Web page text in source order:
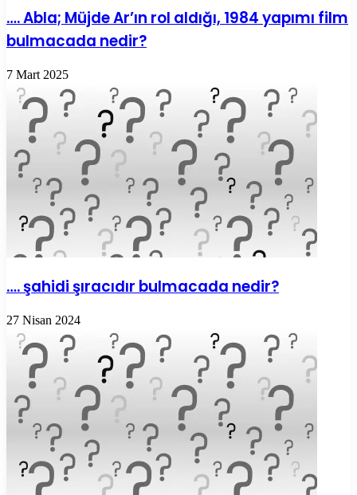
…. Abla; Müjde Ar’ın rol aldığı, 1984 yapımı film
bulmacada nedir?
7 Mart 2025
…. şahidi şıracıdır bulmacada nedir?
27 Nisan 2024